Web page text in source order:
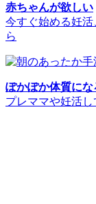
赤ちゃんが欲しい
今すぐ始める妊
ら
ぽかぽか体質にな
プレママや妊活